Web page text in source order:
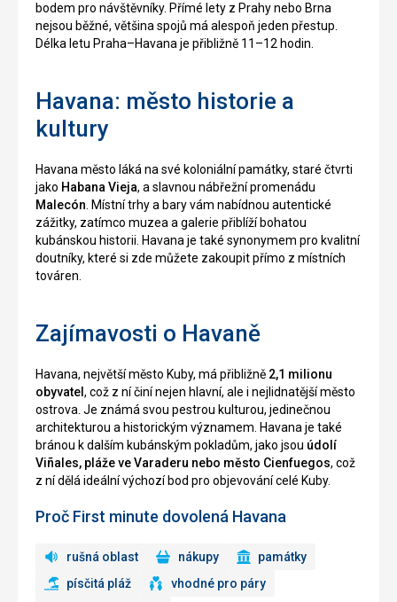
bodem pro návštěvníky. Přímé lety z Prahy nebo Brna
nejsou běžné, většina spojů má alespoň jeden přestup.
Délka letu Praha–Havana je přibližně 11–12 hodin.
Havana: město historie a
kultury
Havana město láká na své koloniální památky, staré čtvrti
jako Habana Vieja, a slavnou nábřežní promenádu
Malecón . Místní trhy a bary vám nabídnou autentické
zážitky, zatímco muzea a galerie přiblíží bohatou
kubánskou historii. Havana je také synonymem pro kvalitní
doutníky, které si zde můžete zakoupit přímo z místních
továren.
Zajímavosti o Havaně
Havana, největší město Kuby, má přibližně 2,1 milionu
obyvatel , což z ní činí nejen hlavní, ale i nejlidnatější město
ostrova. Je známá svou pestrou kulturou, jedinečnou
architekturou a historickým významem. Havana je také
bránou k dalším kubánským pokladům, jako jsou údolí
Viñales, pláže ve Varaderu nebo město Cienfuegos, což
z ní dělá ideální výchozí bod pro objevování celé Kuby.
Proč First minute dovolená Havana
rušná oblast nákupy
památky
písčitá pláž
vhodné pro páry